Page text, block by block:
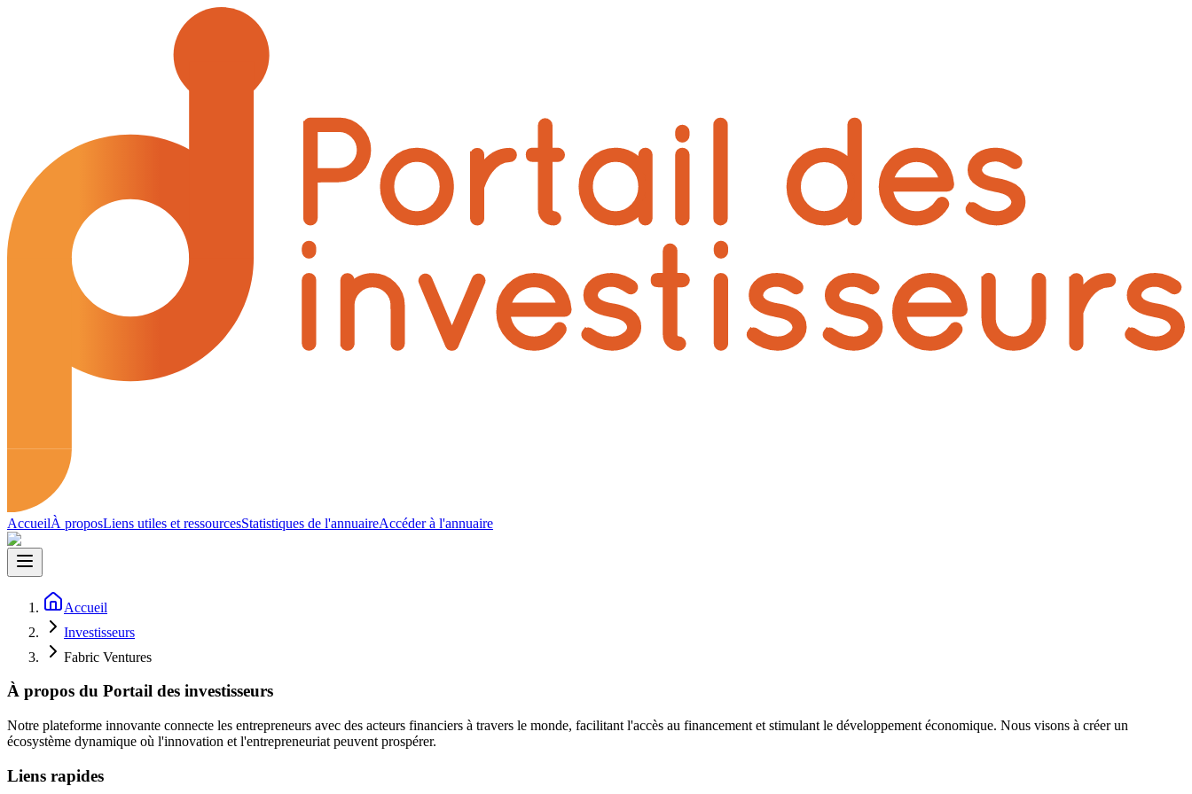
AccueilÀ proposLiens utiles et ressourcesStatistiques de l'annuaireAccéder à l'annuaire
Accueil
Investisseurs
Fabric Ventures
À propos du Portail des investisseurs
Notre plateforme innovante connecte les entrepreneurs avec des acteurs financiers à travers le monde, facilitant l'accès au financement et stimulant le développement économique. Nous visons à créer un
écosystème dynamique où l'innovation et l'entrepreneuriat peuvent prospérer.
Liens rapides